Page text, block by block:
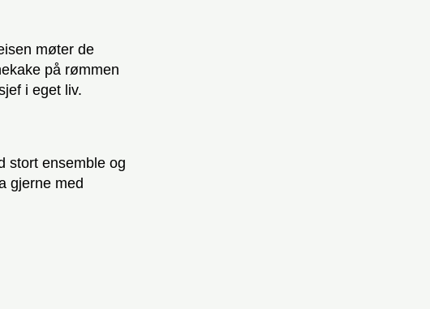
møter de
på rømmen
i eget liv.
stort ensemble og
gjerne med